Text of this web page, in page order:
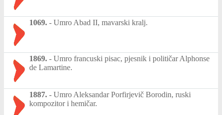
1069. - Umro Abad II, mavarski kralj.
1869. - Umro francuski pisac, pjesnik i političar Alphonse
de Lamartine.
1887. - Umro Aleksandar Porfirjevič Borodin, ruski
kompozitor i hemičar.